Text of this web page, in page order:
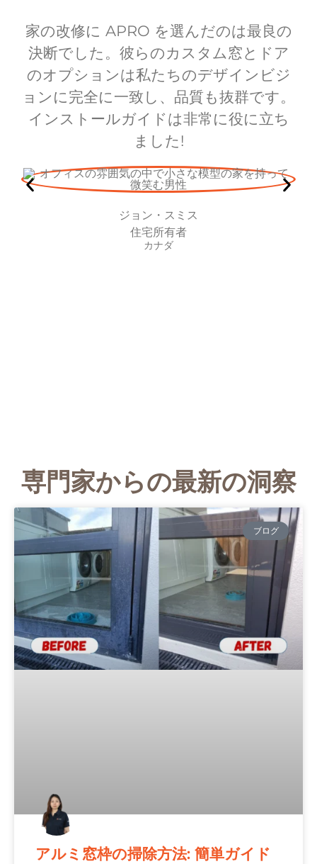
家の改修に APRO を選んだのは最良の
決断でした。彼らのカスタム窓とドア
のオプションは私たちのデザインビジ
ョンに完全に一致し、品質も抜群です。
インストールガイドは非常に役に立ち
ました!
ジョン・スミス
住宅所有者
カナダ
専門家からの最新の洞察
ブログ
アルミ窓枠の掃除方法: 簡単ガイド